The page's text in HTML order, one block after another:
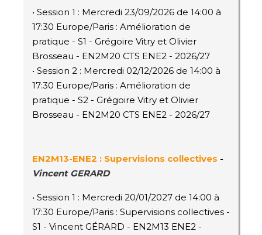
• Session 1 : Mercredi 23/09/2026 de 14:00 à
17:30 Europe/Paris : Amélioration de
pratique - S1 - Grégoire Vitry et Olivier
Brosseau - EN2M20 CTS ENE2 - 2026/27
• Session 2 : Mercredi 02/12/2026 de 14:00 à
17:30 Europe/Paris : Amélioration de
pratique - S2 - Grégoire Vitry et Olivier
Brosseau - EN2M20 CTS ENE2 - 2026/27
EN2M13-ENE2 : Supervisions collectives -
Vincent GERARD
• Session 1 : Mercredi 20/01/2027 de 14:00 à
17:30 Europe/Paris : Supervisions collectives -
S1 - Vincent GÉRARD - EN2M13 ENE2 -